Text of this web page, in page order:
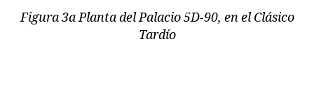
Figura 3a Planta del Palacio 5D-90, en el Clásico
Tardío